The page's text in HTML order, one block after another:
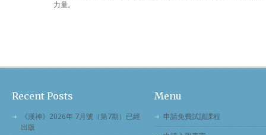
力量。
Recent Posts
《漢神》2026年 7月號（第7期）已經
出版
Menu
申請免費試讀課程